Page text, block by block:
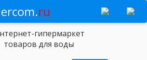
ru
гипермаркет
товаров для воды